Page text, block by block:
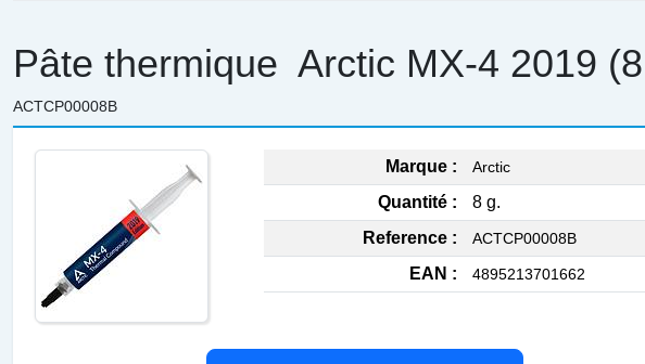
Pâte thermique Arctic MX-4 2019
ACTCP00008B
Marque : Arctic
Quantité :
8 g.
Reference :
ACTCP00008B
EAN : 4895213701662